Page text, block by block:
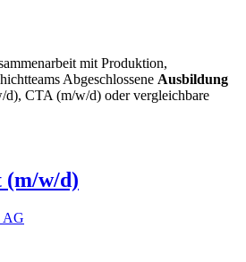
mit Produktion,
Abgeschlossene Ausbildung
d), CTA (m/w/d) oder vergleichbare
(m/w/d)
AG